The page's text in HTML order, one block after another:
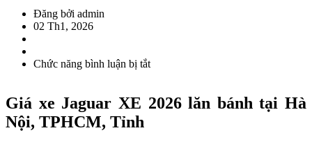
Đăng bởi admin
02 Th1, 2026
Chức năng bình luận bị tắtở
2026
Giá xe Jaguar XE 2026 lăn bánh tại Hà
Nội, TPHCM, Tỉnh